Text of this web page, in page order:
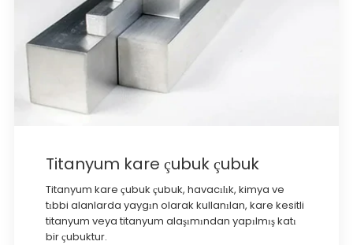
Titanyum kare çubuk çubuk
Titanyum kare çubuk çubuk, havacılık, kimya ve
tıbbi alanlarda yaygın olarak kullanılan, kare kesitli
titanyum veya titanyum alaşımından yapılmış katı
bir çubuktur.